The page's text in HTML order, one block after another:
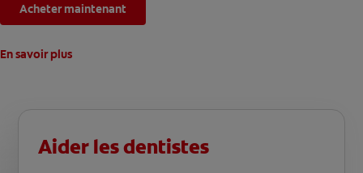
par jour pendant 2 semaines, les taches accumulées par la
nourriture et les boissons depuis 20 ans seront éliminées.
Acheter maintenant
En savoir plus
Aider les dentistes